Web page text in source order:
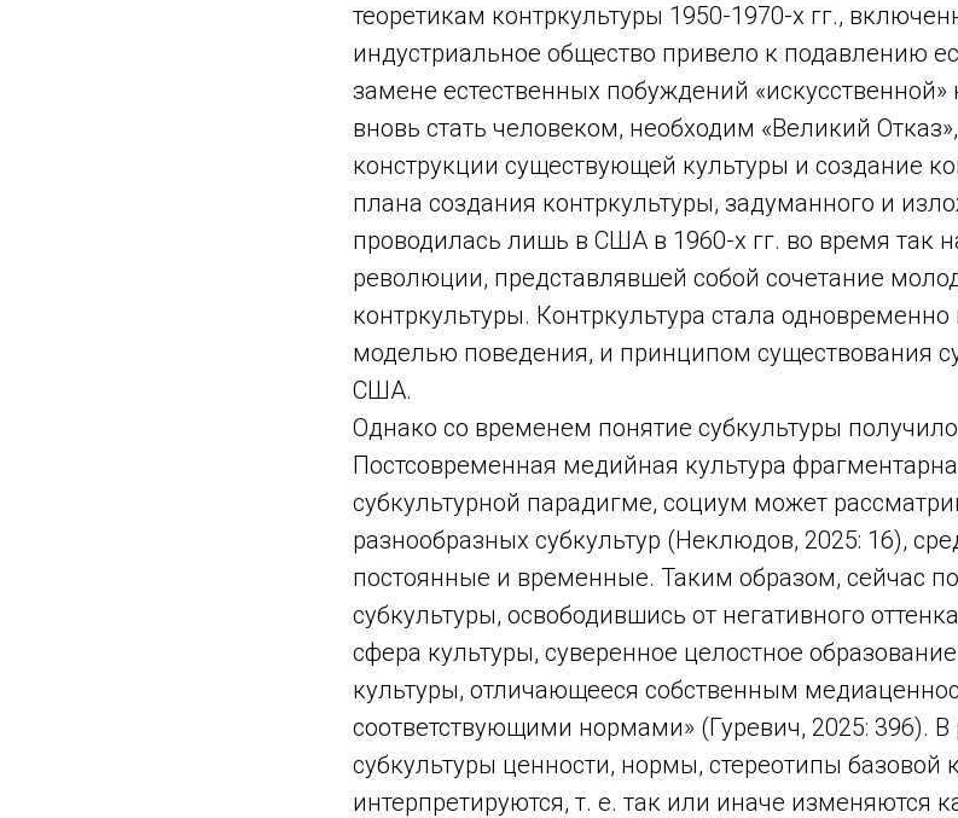
теоретикам контркультуры 1950-1970-х гг.,
индустриальное общество привело к подавлению
замене естественных побуждений «искусственной»
вновь стать человеком, необходим «Великий
конструкции существующей культуры и создание
плана создания контркультуры, задуманного и
проводилась лишь в США в 1960-х гг. во время так
революции, представлявшей собой сочетание
контркультуры. Контркультура стала
моделью поведения, и принципом существования
США.
Однако со временем понятие субкультуры
Постсовременная медийная культура
субкультурной парадигме, социум может
разнообразных субкультур (Неклюдов, 2025: 16),
постоянные и временные. Таким образом, сейчас
субкультуры, освободившись от негативного
сфера культуры, суверенное целостное
культуры, отличающееся собственным
соответствующими нормами» (Гуревич, 2025: 396).
субкультуры ценности, нормы, стереотипы базовой
интерпретируются, т. е. так или иначе изменяются